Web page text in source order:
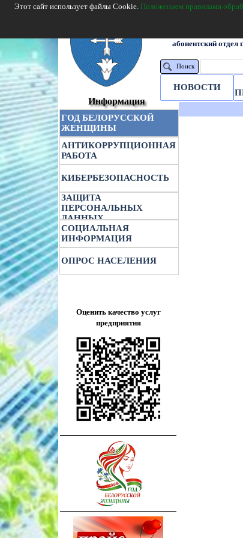
Этот сайт использует файлы Cookie. Положением правилами
Поиск
абонентский отдел
НОВОСТИ
Информация
Оценить качество услуг
предприятия
ГОД БЕЛОРУССКОЙ
ЖЕНЩИНЫ
АНТИКОРРУПЦИОННАЯ
РАБОТА
КИБЕРБЕЗОПАСНОСТЬ
ЗАЩИТА
ПЕРСОНАЛЬНЫХ
ДАННЫХ
СОЦИАЛЬНАЯ
ИНФОРМАЦИЯ
ОПРОС НАСЕЛЕНИЯ